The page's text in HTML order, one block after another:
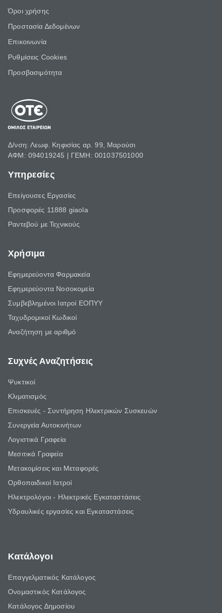
Όροι χρήσης
Προστασία Δεδομένων
Επικοινωνία
Ρυθμίσεις Cookies
Προσβασιμότητα
Δ/νση: Λεωφ. Κηφισίας αρ. 99, Μαρούσι
ΑΦΜ: 094019245 | ΓΕΜΗ: 001037501000
Υπηρεσίες
Επείγουσες Εργασίες
Προσφορές 11888 giaola
Ραντεβού με Τεχνικούς
Χρήσιμα
Εφημερεύοντα Φαρμακεία
Εφημερεύοντα Νοσοκομεία
Συμβεβλημένοι Ιατροί ΕΟΠΥΥ
Ταχυδρομικοί Κωδικοί
Αναζήτηση με αριθμό
Συχνές Αναζητήσεις
Ψυκτικοί
Κλιματισμός
Επισκευές - Συντήρηση Ηλεκτρικών Συσκευών
Συνεργεία Αυτοκινήτων
Λογιστικά Γραφεία
Μεσιτικά Γραφεία
Μετακομίσεις και Μεταφορές
Ορθοπαιδικοί Ιατροί
Ηλεκτρολόγοι - Ηλεκτρικές Εγκαταστάσεις
Υδραυλικές εργασίες και Εγκαταστάσεις
Κατάλογοι
Επαγγελματικός Κατάλογος
Ονομαστικός Κατάλογος
Κατάλογος Δημοσίου